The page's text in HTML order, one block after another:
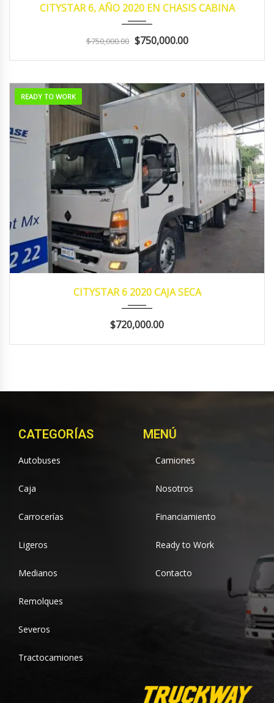
CITYSTAR 6, AÑO 2020 EN CHASIS CABINA
$750,000.00 $750,000.00
READY TO WORK
CITYSTAR 6 2020 CAJA SECA
$720,000.00
CATEGORÍAS
Autobuses
Caja
Carrocerías
Ligeros
Medianos
Remolques
Severos
Tractocamiones
MENÚ
Camiones
Nosotros
Financiamiento
Ready to Work
Contacto